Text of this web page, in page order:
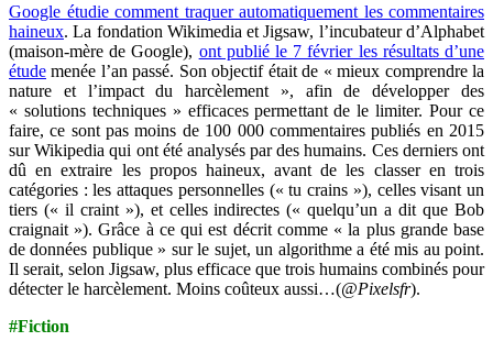
Google étudie comment traquer automatiquement les commentaires
haineux. La fondation Wikimedia et Jigsaw, l’incubateur d’Alphabet
(maison-mère de Google), ont publié le 7 février les résultats d’une
étude menée l’an passé. Son objectif était de « mieux comprendre la
nature et l’impact du harcèlement », afin de développer des
« solutions techniques » efficaces permettant de le limiter. Pour ce
faire, ce sont pas moins de 100 000 commentaires publiés en 2015
sur Wikipedia qui ont été analysés par des humains. Ces derniers ont
dû en extraire les propos haineux, avant de les classer en trois
catégories : les attaques personnelles (« tu crains »), celles visant un
tiers (« il craint »), et celles indirectes (« quelqu’un a dit que Bob
craignait »). Grâce à ce qui est décrit comme « la plus grande base
de données publique » sur le sujet, un algorithme a été mis au point.
Il serait, selon Jigsaw, plus efficace que trois humains combinés pour
détecter le harcèlement. Moins coûteux aussi…(@Pixelsfr).
#Fiction